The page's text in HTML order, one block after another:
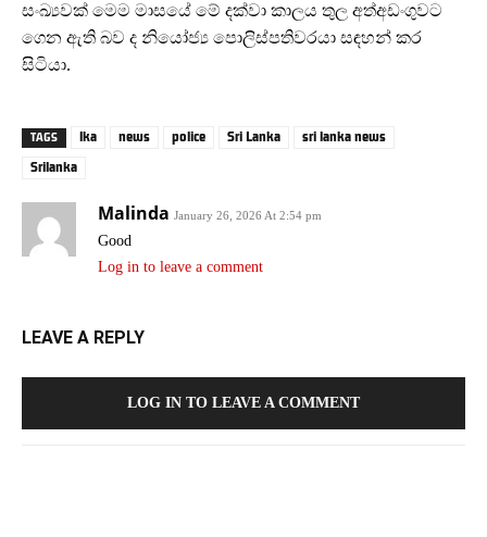
සංඛ්‍යවක් මෙම මාසයේ මේ දක්වා කාලය තුල අත්අඩංගුවට
ගෙන ඇති බව ද නියෝජ්‍ය පොලිස්පතිවරයා සඳහන් කර
සිටියා.
TAGS lka news police Sri Lanka
sri lanka news
Srilanka
Malinda January 26, 2026 At 2:54 pm
Good
Log in to leave a comment
LEAVE A REPLY
LOG IN TO LEAVE A COMMENT